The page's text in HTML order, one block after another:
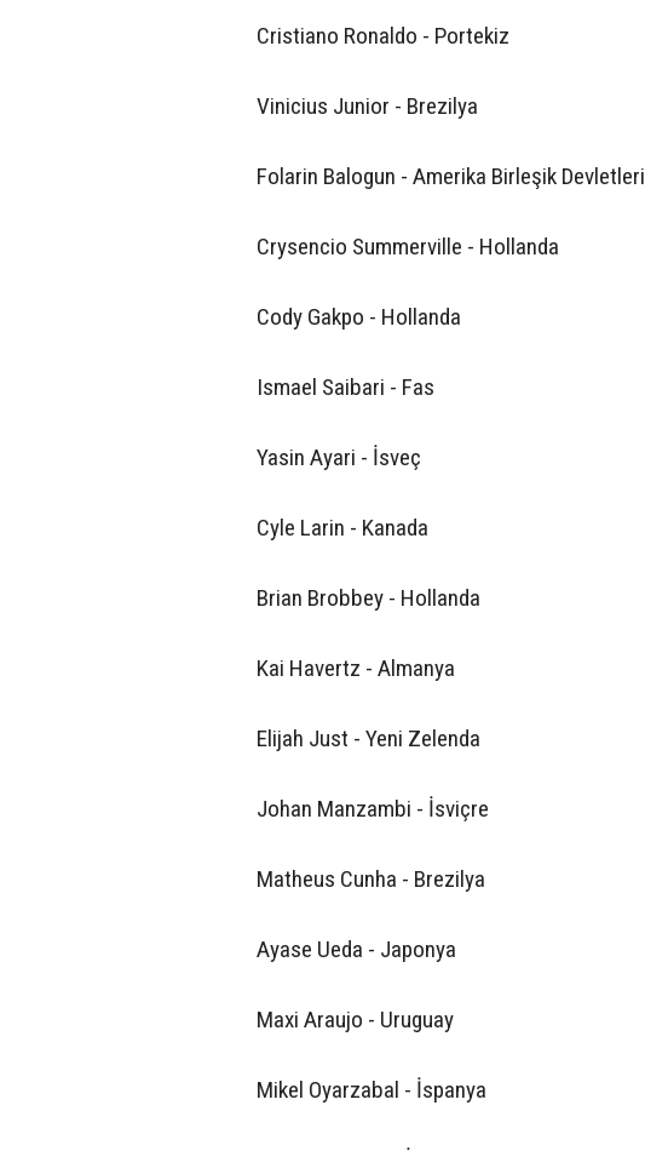
Cristiano Ronaldo - Portekiz
Vinicius Junior - Brezilya
Folarin Balogun - Amerika Birleşik Devletleri
Crysencio Summerville - Hollanda
Cody Gakpo - Hollanda
Ismael Saibari - Fas
Yasin Ayari - İsveç
Cyle Larin - Kanada
Brian Brobbey - Hollanda
Kai Havertz - Almanya
Elijah Just - Yeni Zelenda
Johan Manzambi - İsviçre
Matheus Cunha - Brezilya
Ayase Ueda - Japonya
Maxi Araujo - Uruguay
Mikel Oyarzabal - İspanya